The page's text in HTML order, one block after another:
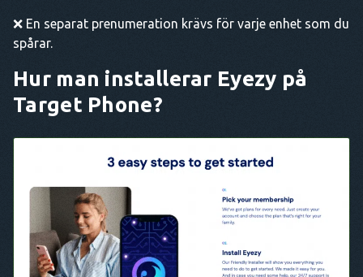
❌ En separat prenumeration krävs för varje enhet som du
spårar.
Hur man installerar Eyezy på
Target Phone?